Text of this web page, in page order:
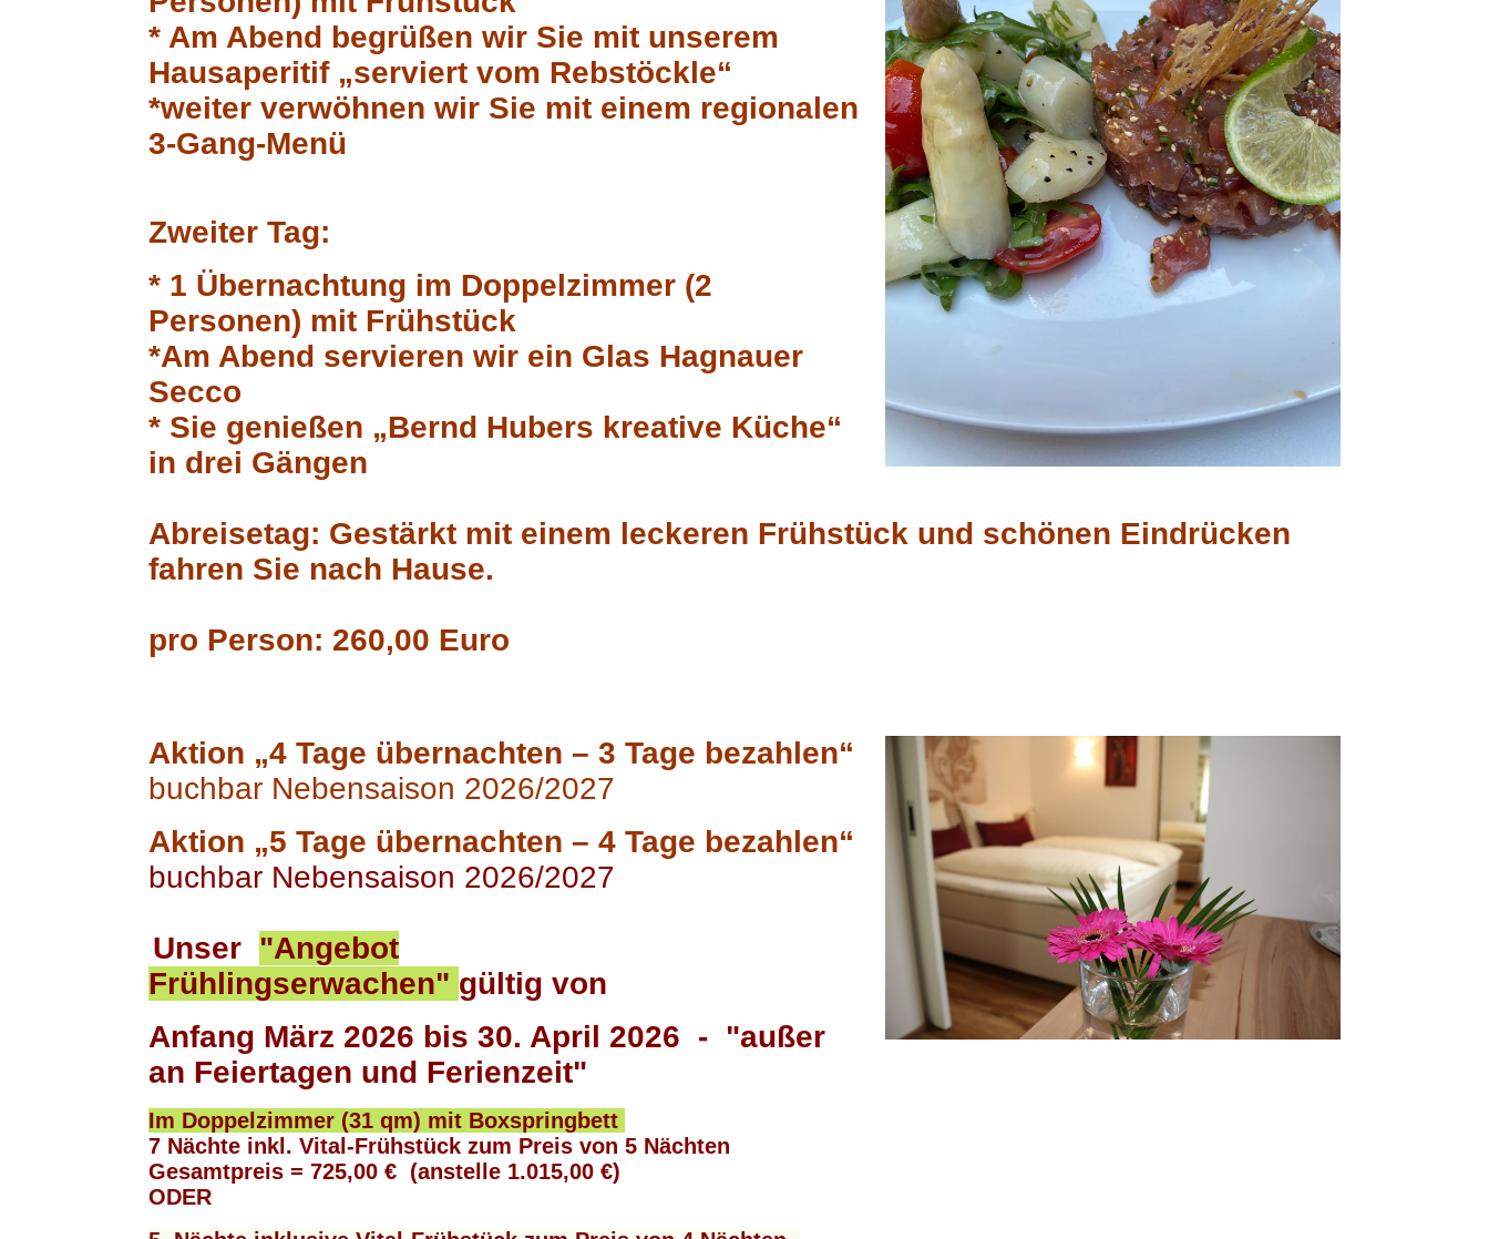
* Am Abend begrüßen wir Sie mit unserem
Hausaperitif „serviert vom Rebstöckle“
*weiter verwöhnen wir Sie mit einem regionalen
3-Gang-Menü
Zweiter Tag:
* 1 Übernachtung im Doppelzimmer (2
Personen) mit Frühstück
*Am Abend servieren wir ein Glas Hagnauer
Secco
* Sie genießen „Bernd Hubers kreative Küche“
in drei Gängen
Abreisetag: Gestärkt mit einem leckeren Frühstück und schönen Eindrücken
fahren Sie nach Hause.
pro Person: 260,00 Euro
Aktion „4 Tage übernachten – 3 Tage bezahlen“
buchbar Nebensaison 2026/2027
Aktion „5 Tage übernachten – 4 Tage bezahlen“
buchbar Nebensaison 2026/2027
Unser "Angebot
Frühlingserwachen" gültig von
Anfang März 2026 bis 30. April 2026 - "außer
an Feiertagen und Ferienzeit"
Im Doppelzimmer (31 qm) mit Boxspringbett
7 Nächte inkl. Vital-Frühstück zum Preis von 5 Nächten
Gesamtpreis = 725,00 € (anstelle 1.015,00 €)
ODER